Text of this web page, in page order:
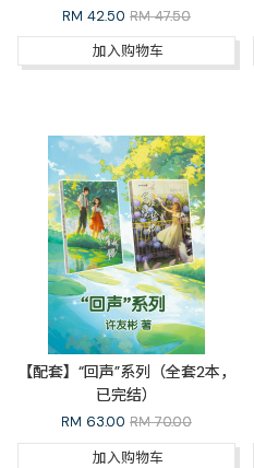
RM 42.50 RM 47.50
加入购物车
【配套】“回声”系列（全套2本，
已完结）
RM 63.00 RM 70.00
加入购物车